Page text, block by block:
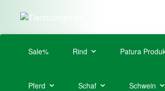
Sale% Rind Patura
Pferd Schaf Schwein